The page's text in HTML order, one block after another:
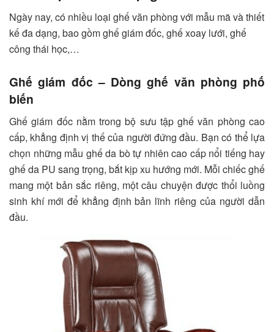
Ngày nay, có nhiều loại ghế văn phòng với mẫu mã và thiết
kế đa dạng, bao gồm ghế giám đốc, ghế xoay lưới, ghế
công thái học,…
Ghế giám đốc – Dòng ghế văn phòng phố
biến
Ghế giám đốc nằm trong bộ sưu tập ghế văn phòng cao
cấp, khẳng định vị thế của người đứng đầu. Bạn có thể lựa
chọn những mẫu ghế da bò tự nhiên cao cấp nổi tiếng hay
ghế da PU sang trọng, bắt kịp xu hướng mới. Mỗi chiếc ghế
mang một bản sắc riêng, một câu chuyện được thổi luồng
sinh khí mới để khẳng định bản lĩnh riêng của người dẫn
đầu.